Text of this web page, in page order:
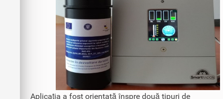
Aplicaţia a fost orientată înspre două tipuri de